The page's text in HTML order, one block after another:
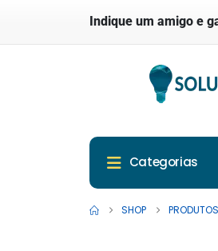
Indique um amigo e
Categorias
SHOP